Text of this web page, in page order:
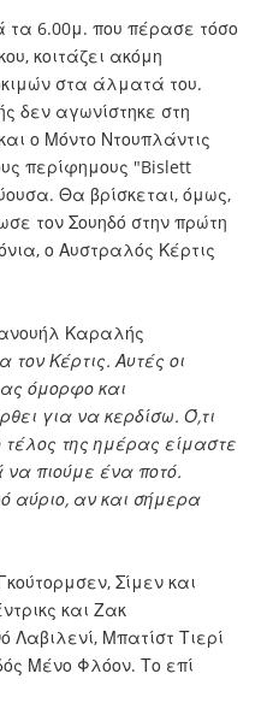
6.00μ. που πέρασε τόσο
κοιτάζει ακόμη
στα άλματά του.
δεν αγωνίστηκε στη
ο Μόντο Ντουπλάντις
περίφημους "Bislett
Θα βρίσκεται, όμως,
τον Σουηδό στην πρώτη
ο Αυστραλός Κέρτις
Καραλής
τον Κέρτις. Αυτές οι
όμορφο και
για να κερδίσω. Ό,τι
τέλος της ημέρας είμαστε
πιούμε ένα ποτό.
αύριο, αν και σήμερα
Σίμεν και
και Ζακ
Μπατίστ Τιερί
Μένο Φλόον. Το επί